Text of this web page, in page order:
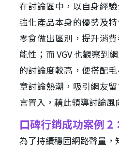
在討論區中，以自身經
強化產品本身的優勢及
零食做出區別，提升消
能性；而 VGV 也觀察到
的討論度較高，便搭配
章討論熱潮，吸引網友
言置入，藉此領導討論風
口碑行銷成功案例 2
為了持續穩固網路聲量，